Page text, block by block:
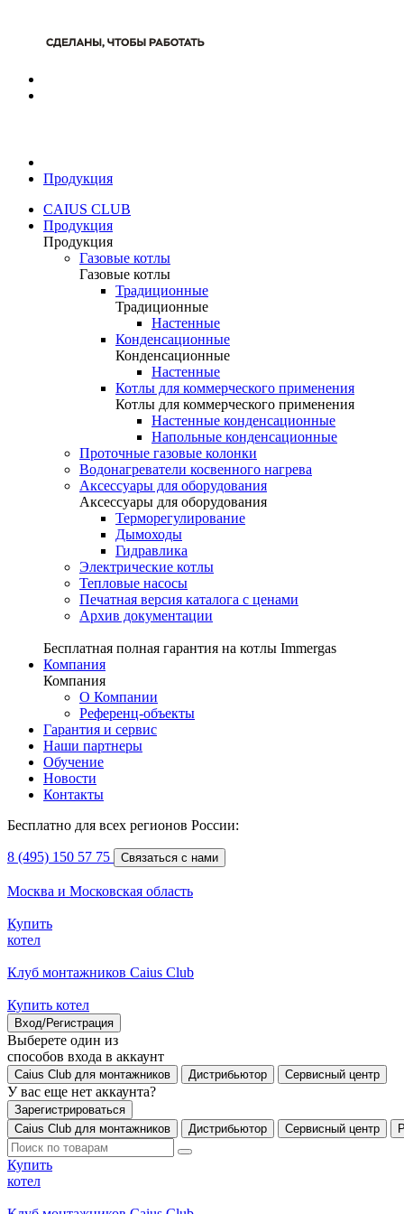
Продукция
CAIUS CLUB
Продукция
Продукция
Газовые котлы
Газовые котлы
Традиционные
Традиционные
Настенные
Конденсационные
Конденсационные
Настенные
Котлы для коммерческого применения
Котлы для коммерческого применения
Настенные конденсационные
Напольные конденсационные
Проточные газовые колонки
Водонагреватели косвенного нагрева
Аксессуары для оборудования
Аксессуары для оборудования
Терморегулирование
Дымоходы
Гидравлика
Электрические котлы
Тепловые насосы
Печатная версия каталога с ценами
Архив документации
Бесплатная полная гарантия на котлы Immergas
Компания
Компания
О Компании
Референц-объекты
Гарантия и сервис
Наши партнеры
Обучение
Новости
Контакты
Бесплатно для всех регионов России:
8 (495) 150 57 75 Связаться с нами
Москва и Московская область
Купить
котел
Клуб монтажников Caius Club
Купить котел
Вход/Регистрация
Выберете один из
способов входа в аккаунт
Caius Club для монтажников Дистрибьютор Сервисный центр
У вас еще нет аккаунта?
Зарегистрироваться
Caius Club для монтажников
Дистрибьютор Сервисный центр
Купить
котел